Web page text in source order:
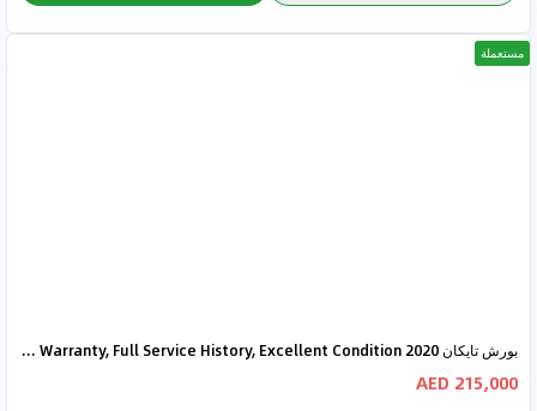
مستعملة
بورش تايكان 2020 Porsche Taycan 4S, May 2025 Porsche Warranty, Full Service History, Excellent Condition
215,000 AED